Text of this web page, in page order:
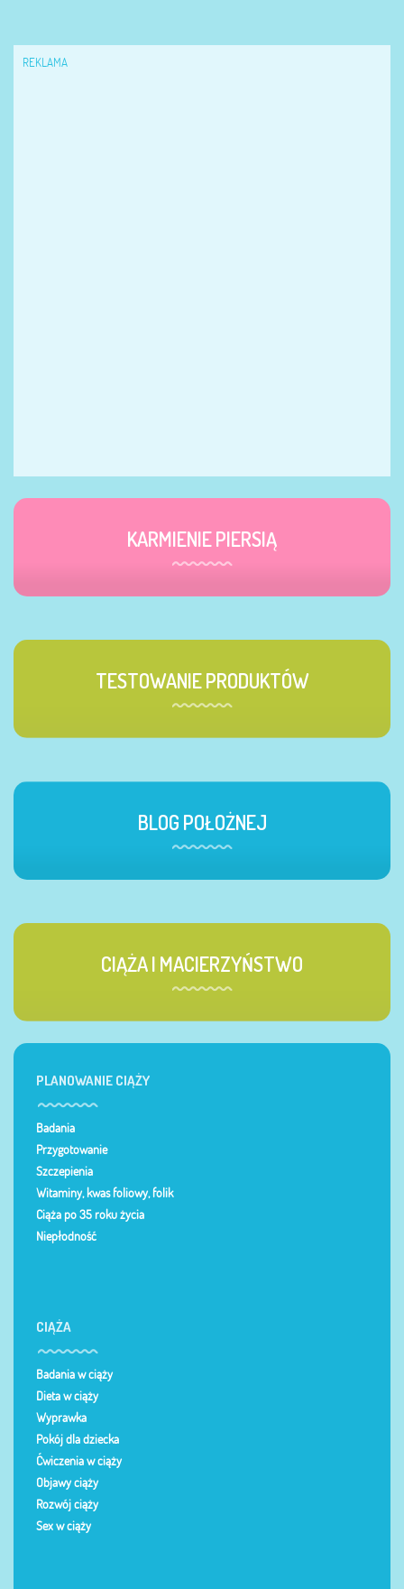
REKLAMA
KARMIENIE PIERSIĄ
TESTOWANIE PRODUKTÓW
BLOG POŁOŻNEJ
CIĄŻA I MACIERZYŃSTWO
PLANOWANIE CIĄŻY
Badania
Przygotowanie
Szczepienia
Witaminy, kwas foliowy, folik
Ciąża po 35 roku życia
Niepłodność
CIĄŻA
Badania w ciąży
Dieta w ciąży
Wyprawka
Pokój dla dziecka
Ćwiczenia w ciąży
Objawy ciąży
Rozwój ciąży
Sex w ciąży